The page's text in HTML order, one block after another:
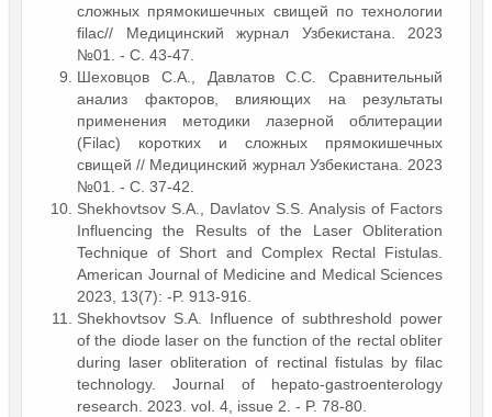
сложных прямокишечных свищей по технологии
filac// Медицинский журнал Узбекистана. 2023
№01. - C. 43-47.
Шеховцов С.А., Давлатов С.С. Сравнительный
анализ факторов, влияющих на результаты
применения методики лазерной облитерации
(Filac) коротких и сложных прямокишечных
свищей // Медицинский журнал Узбекистана. 2023
№01. - C. 37-42.
Shekhovtsov S.A., Davlatov S.S. Analysis of Factors
Influencing the Results of the Laser Obliteration
Technique of Short and Complex Rectal Fistulas.
American Journal of Medicine and Medical Sciences
2023, 13(7): -P. 913-916.
Shekhovtsov S.A. Influence of subthreshold power
of the diode laser on the function of the rectal obliter
during laser obliteration of rectinal fistulas by filac
technology. Journal of hepato-gastroenterology
research. 2023. vol. 4, issue 2. - P. 78-80.